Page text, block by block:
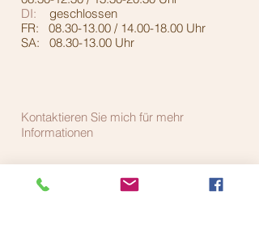
Kontaktieren Sie mich für mehr
Informationen
DI: geschlossen
FR: 08.30-13.00 / 14.00-18.00 Uhr
SA: 08.30-13.00 Uhr